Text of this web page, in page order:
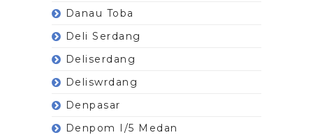
Danau Toba
Deli Serdang
Deliserdang
Deliswrdang
Denpasar
Denpom I/5 Medan